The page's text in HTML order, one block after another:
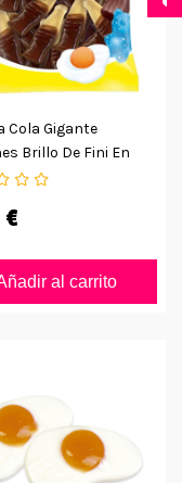
Cola Gigante
Brillo De Fini En
€
al carrito